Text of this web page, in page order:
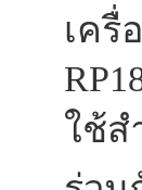
เครื่
ใช้ส